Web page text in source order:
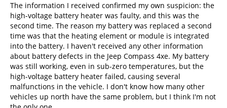
The information I received confirmed my own suspicion: the
high-voltage battery heater was faulty, and this was the
second time. The reason my battery was replaced a second
time was that the heating element or module is integrated
into the battery. I haven't received any other information
about battery defects in the Jeep Compass 4xe. My battery
was still working, even in sub-zero temperatures, but the
high-voltage battery heater failed, causing several
malfunctions in the vehicle. I don't know how many other
vehicles up north have the same problem, but I think I'm not